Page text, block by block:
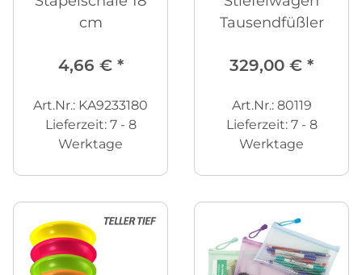
cm
4,66 € *
Art.Nr.: KA9233180
Lieferzeit: 7 - 8
Werktage
Tausendfüßler
329,00 € *
Art.Nr.: 80119
Lieferzeit: 7 - 8
Werktage